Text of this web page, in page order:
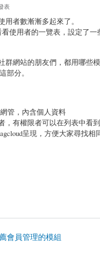
表
者數漸漸多起來了。
使用者的一覽表，設定了
群網站的朋友們，都用哪些
部分。
管，內含個人資料
有權限者可以在列表中看到
呈現，方便大家尋找相
會員管理的模組